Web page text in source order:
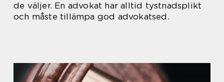
de väljer. En advokat har alltid tystnadsplikt
och måste tillämpa god advokatsed.